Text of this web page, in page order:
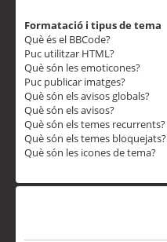
Formatació i tipus de tema
Què és el BBCode?
Puc utilitzar HTML?
Què són les emoticones?
Puc publicar imatges?
Què són els avisos globals?
Què són els avisos?
Què són els temes recurrents?
Què són els temes bloquejats?
Què són les icones de tema?